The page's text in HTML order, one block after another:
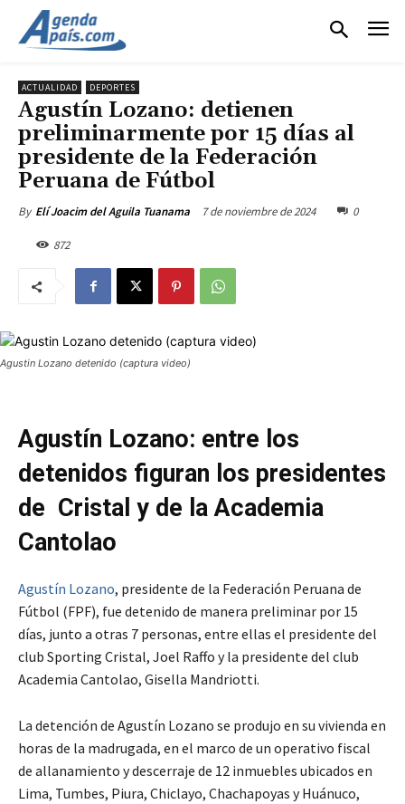
ACTUALIDAD DEPORTES
Agustín Lozano: detienen
preliminarmente por 15 días al
presidente de la Federación
Peruana de Fútbol
By Elí Joacim del Aguila Tuanama 7 de noviembre de 2024 0
872
Agustin Lozano detenido (captura video)
Agustín Lozano: entre los
detenidos figuran los presidentes
de Cristal y de la Academia
Cantolao
Agustín Lozano, presidente de la Federación Peruana de
Fútbol (FPF), fue detenido de manera preliminar por 15
días, junto a otras 7 personas, entre ellas el presidente del
club Sporting Cristal, Joel Raffo y la presidente del club
Academia Cantolao, Gisella Mandriotti.
La detención de Agustín Lozano se produjo en su vivienda en
horas de la madrugada, en el marco de un operativo fiscal
de allanamiento y descerraje de 12 inmuebles ubicados en
Lima, Tumbes, Piura, Chiclayo, Chachapoyas y Huánuco,